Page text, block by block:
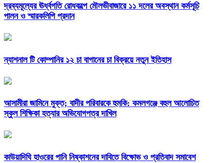
দ্রব্যমূল্যের ঊর্ধ্বগতি রোধকল্পে মৌলভীবাজারে ১১ দলের অবস্থান কর্মসূচি
পালন ও স্মারকলিপি প্রদান
ন্যাশনাল টি কোম্পানির ১২ চা বাগানের চা বিক্রয়ে নতুন ইতিহাস
আসামীরা জামিনে মুক্ত; বাদীর পরিবারকে হুমকি: কমলগঞ্জে বহুল আলোচিত
স্কুল শিক্ষিকা হত্যার অভিযোগপত্র দাখিল
কাউয়াদিঘি হাওরের পানি নিষ্কাশনের দাবিতে বিক্ষোভ ও প্রতিবাদ সমাবেশ